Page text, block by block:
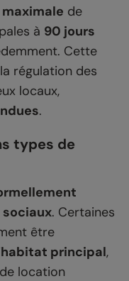
de
à 90 jours
Cette
régulation des
locaux,
.
types de
. Certaines
être
principal,
location